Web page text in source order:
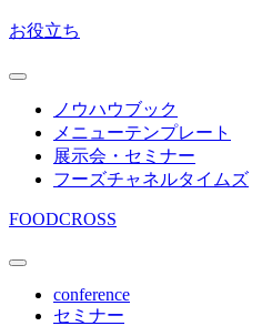
お役立ち
ノウハウブック
メニューテンプレート
展示会・セミナー
フーズチャネルタイムズ
FOODCROSS
conference
セミナー